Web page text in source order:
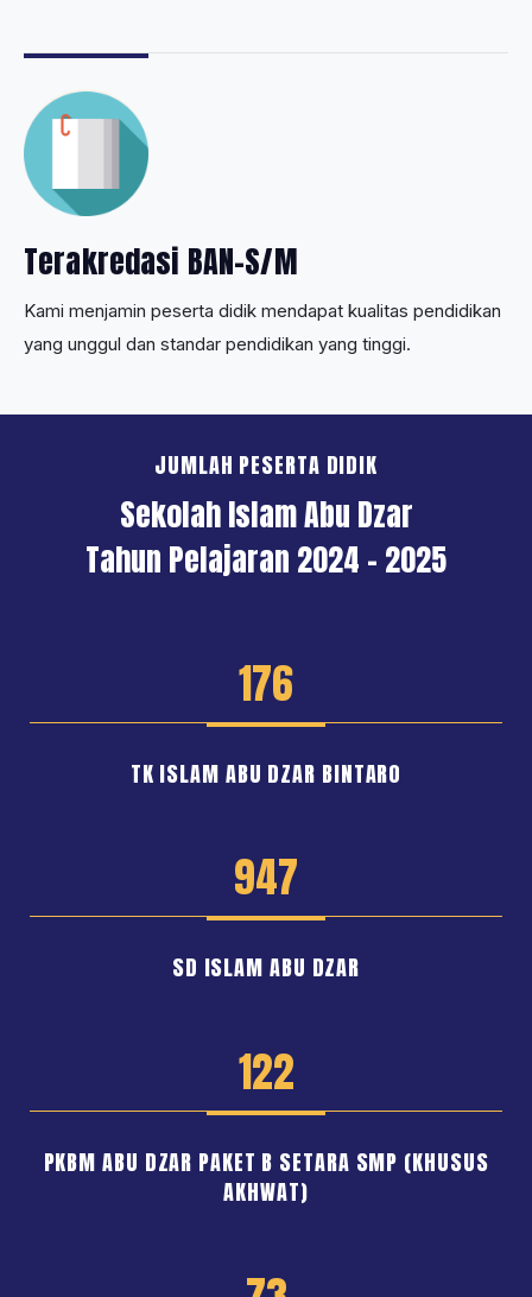
Terakredasi BAN-S/M
Kami menjamin peserta didik mendapat kualitas pendidikan
yang unggul dan standar pendidikan yang tinggi.
JUMLAH PESERTA DIDIK
Sekolah Islam Abu Dzar
Tahun Pelajaran 2024 - 2025
176
TK ISLAM ABU DZAR BINTARO
947
SD ISLAM ABU DZAR
122
PKBM ABU DZAR PAKET B SETARA SMP (KHUSUS
AKHWAT)